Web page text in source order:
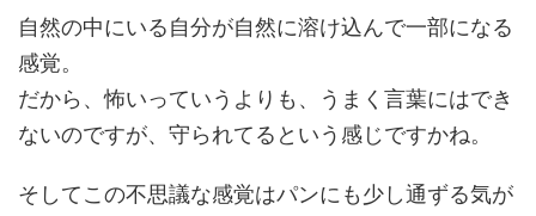
自然の中にいる自分が自然に溶け込んで一部になる
感覚。
だから、怖いっていうよりも、うまく言葉にはでき
ないのですが、守られてるという感じですかね。
そしてこの不思議な感覚はパンにも少し通ずる気が